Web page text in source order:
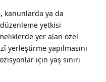
kanunlarda ya da
yetkisi
yer alan özel
yerleştirme yapılmasını
için yaş sınırı